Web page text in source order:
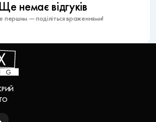
Ще немає відгуків
першим — поділіться враженнями!